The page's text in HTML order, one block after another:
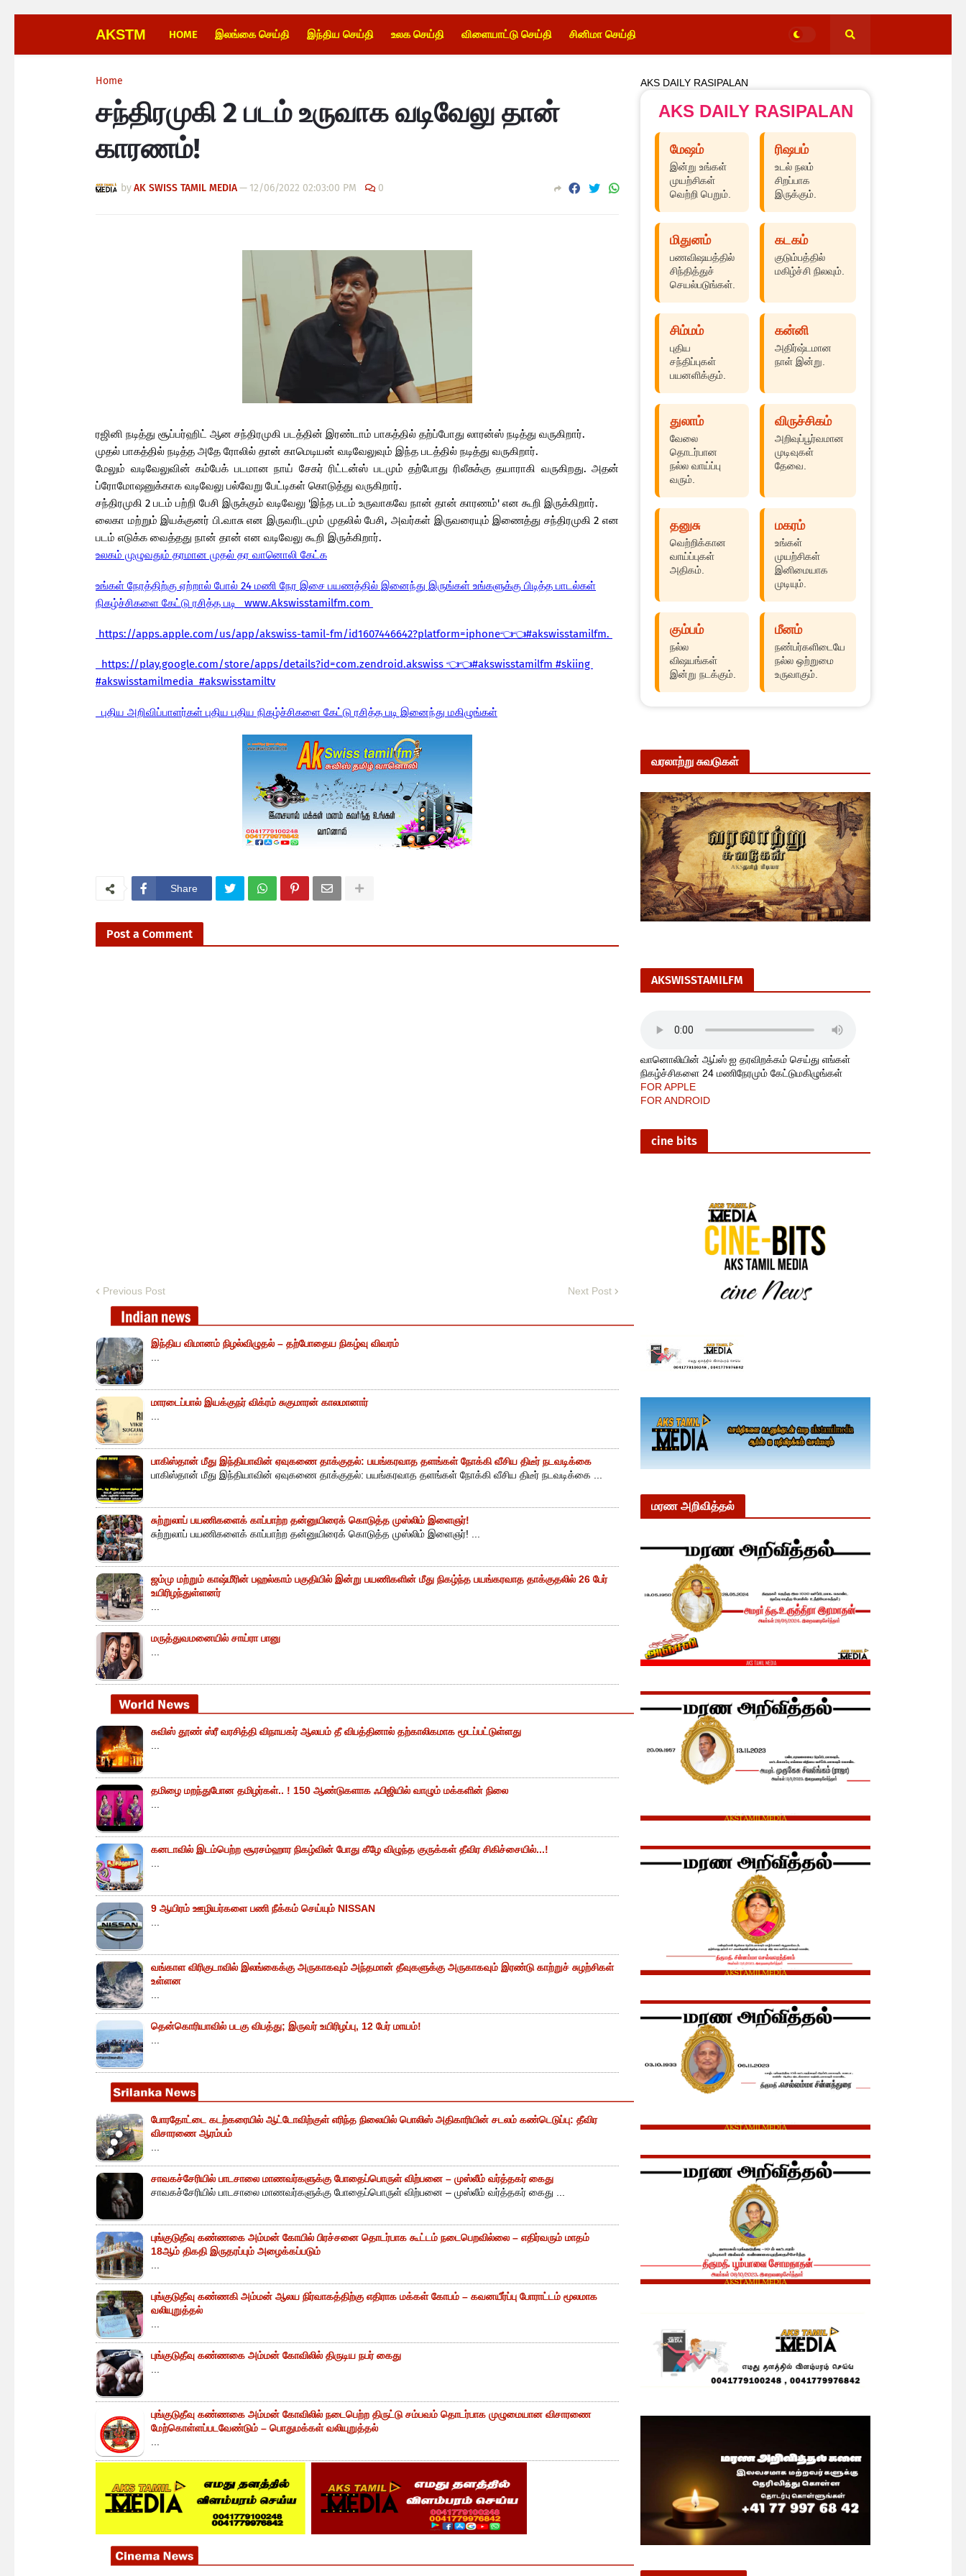
AKSTM HOME இலங்கை செய்தி இந்திய செய்தி உலக செய்தி விளையாட்டு செய்தி சினிமா செய்தி
Home
சந்திரமுகி 2 படம் உருவாக வடிவேலு தான்
காரணம்!
byAK SWISS TAMIL MEDIA— 12/06/2022 02:03:00 PM 0
ரஜினி நடித்து சூப்பர்ஹிட் ஆன சந்திரமுகி படத்தின் இரண்டாம் பாகத்தில் தற்ப்போது லாரன்ஸ் நடித்து வருகிறார்.
முதல் பாகத்தில் நடித்த அதே ரோலில் தான் காமெடியன் வடிவேலுவும் இந்த படத்தில் நடித்து வருகிறார்.
மேலும் வடிவேலுவின் கம்பேக் படமான நாய் சேகர் ரிட்டன்ஸ் படமும் தற்போது ரிலீசுக்கு தயாராகி வருகிறது. அதன்
ப்ரோமோஷனுக்காக வடிவேலு பல்வேறு பேட்டிகள் கொடுத்து வருகிறார்.
சந்திரமுகி 2 படம் பற்றி பேசி இருக்கும் வடிவேலு 'இந்த படம் உருவாகவே நான் தான் காரணம்' என கூறி இருக்கிறார்.
லைகா மற்றும் இயக்குனர் பி.வாசு என இருவரிடமும் முதலில் பேசி, அவர்கள் இருவரையும் இணைத்து சந்திரமுகி 2 என
படம் எடுக்க வைத்தது நான் தான் என வடிவேலு கூறி இருக்கிறார்.
உலகம் முழுவதும் தரமான முதல் தர வானொலி கேட்க
உங்கள் நேரத்திற்கு ஏற்றால் போல் 24 மணி நேர இசை பயணத்தில் இனைந்து இருங்கள் உங்களுக்கு பிடித்த பாடல்கள்
நிகழ்ச்சிகளை கேட்டு ரசித்த படி www.Akswisstamilfm.com
https://apps.apple.com/us/app/akswiss-tamil-fm/id1607446642?platform=iphone👈👈#akswisstamilfm.
https://play.google.com/store/apps/details?id=com.zendroid.akswiss 👈👈#akswisstamilfm #skiing
#akswisstamilmedia #akswisstamiltv
புதிய அறிவிப்பாளர்கள் புதிய புதிய நிகழ்ச்சிகளை கேட்டு ரசித்த படி இனைந்து மகிழுங்கள்
Share
Post a Comment
Previous Post Next Post
இந்திய விமானம் நிழல்விழுதல் – தற்போதைய நிகழ்வு விவரம்
மாரடைப்பால் இயக்குநர் விக்ரம் சுகுமாரன் காலமானார்
பாகிஸ்தான் மீது இந்தியாவின் ஏவுகணை தாக்குதல்: பயங்கரவாத தளங்கள் நோக்கி வீசிய திடீர் நடவடிக்கை
பாகிஸ்தான் மீது இந்தியாவின் ஏவுகணை தாக்குதல்: பயங்கரவாத தளங்கள் நோக்கி வீசிய திடீர் நடவடிக்கை ...
சுற்றுலாப் பயணிகளைக் காப்பாற்ற தன்னுயிரைக் கொடுத்த முஸ்லிம் இளைஞர்!
சுற்றுலாப் பயணிகளைக் காப்பாற்ற தன்னுயிரைக் கொடுத்த முஸ்லிம் இளைஞர்! ...
ஜம்மு மற்றும் காஷ்மீரின் பஹல்காம் பகுதியில் இன்று பயணிகளின் மீது நிகழ்ந்த பயங்கரவாத தாக்குதலில் 26 பேர்
உயிரிழந்துள்ளனர்
மருத்துவமனையில் சாய்ரா பானு
சுவிஸ் தூண் ஸ்ரீ வரசித்தி விநாயகர் ஆலயம் தீ விபத்தினால் தற்காலிகமாக மூடப்பட்டுள்ளது
தமிழை மறந்துபோன தமிழர்கள்.. ! 150 ஆண்டுகளாக ஃபிஜியில் வாழும் மக்களின் நிலை
கனடாவில் இடம்பெற்ற சூரசம்ஹார நிகழ்வின் போது கீழே விழுந்த குருக்கள் தீவிர சிகிச்சையில்...!
9 ஆயிரம் ஊழியர்களை பணி நீக்கம் செய்யும் NISSAN
வங்காள விரிகுடாவில் இலங்கைக்கு அருகாகவும் அந்தமான் தீவுகளுக்கு அருகாகவும் இரண்டு காற்றுச் சுழற்சிகள்
உள்ளன
தென்கொரியாவில் படகு விபத்து; இருவர் உயிரிழப்பு, 12 பேர் மாயம்!
போரதோட்டை கடற்கரையில் ஆட்டோவிற்குள் எரிந்த நிலையில் பொலிஸ் அதிகாரியின் சடலம் கண்டெடுப்பு: தீவிர
விசாரணை ஆரம்பம்
சாவகச்சேரியில் பாடசாலை மாணவர்களுக்கு போதைப்பொருள் விற்பனை – முஸ்லீம் வர்த்தகர் கைது
சாவகச்சேரியில் பாடசாலை மாணவர்களுக்கு போதைப்பொருள் விற்பனை – முஸ்லீம் வர்த்தகர் கைது ...
புங்குடுதீவு கண்ணகை அம்மன் கோயில் பிரச்சனை தொடர்பாக கூட்டம் நடைபெறவில்லை – எதிர்வரும் மாதம்
18ஆம் திகதி இருதரப்பும் அழைக்கப்படும்
புங்குடுதீவு கண்ணகி அம்மன் ஆலய நிர்வாகத்திற்கு எதிராக மக்கள் கோபம் – கவனயீர்ப்பு போராட்டம் மூலமாக
வலியுறுத்தல்
புங்குடுதீவு கண்ணகை அம்மன் கோவிலில் திருடிய நபர் கைது
புங்குடுதீவு கண்ணகை அம்மன் கோவிலில் நடைபெற்ற திருட்டு சம்பவம் தொடர்பாக முழுமையான விசாரணை
மேற்கொள்ளப்படவேண்டும் – பொதுமக்கள் வலியுறுத்தல்
AKS DAILY RASIPALAN
AKS DAILY RASIPALAN
மேஷம்
இன்று உங்கள்
முயற்சிகள்
வெற்றி பெறும்.
ரிஷபம்
உடல் நலம்
சிறப்பாக
இருக்கும்.
மிதுனம்
பணவிஷயத்தில்
சிந்தித்துச்
செயல்படுங்கள்.
கடகம்
குடும்பத்தில்
மகிழ்ச்சி நிலவும்.
சிம்மம்
புதிய
சந்திப்புகள்
பயனளிக்கும்.
கன்னி
அதிர்ஷ்டமான
நாள் இன்று.
துலாம்
வேலை
தொடர்பான
நல்ல வாய்ப்பு
வரும்.
விருச்சிகம்
அறிவுப்பூர்வமான
முடிவுகள்
தேவை.
தனுசு
வெற்றிக்கான
வாய்ப்புகள்
அதிகம்.
மகரம்
உங்கள்
முயற்சிகள்
இனிமையாக
முடியும்.
கும்பம்
நல்ல
விஷயங்கள்
இன்று நடக்கும்.
மீனம்
நண்பர்களிடையே
நல்ல ஒற்றுமை
உருவாகும்.
வரலாற்று சுவடுகள்
AKSWISSTAMILFM
வானொலியின் ஆப்ஸ் ஐ தரவிறக்கம் செய்து எங்கள்
நிகழ்ச்சிகளை 24 மணிநேரமும் கேட்டுமகிழுங்கள்
FOR APPLE
FOR ANDROID
cine bits
மரண அறிவித்தல்